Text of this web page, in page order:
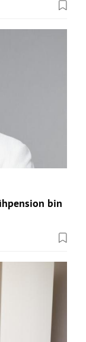
bin